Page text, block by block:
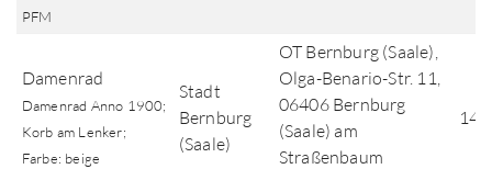
PFM
Damenrad
Damenrad Anno 1900;
Korb am Lenker;
Farbe: beige
Stadt
Bernburg
(Saale)
OT Bernburg (Saale),
Olga-Benario-Str. 11,
06406 Bernburg
(Saale) am
Straßenbaum